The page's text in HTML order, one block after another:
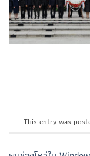
This entry was